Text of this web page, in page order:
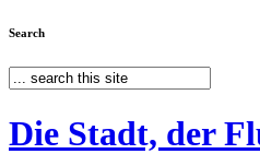
Search
Die Stadt, der